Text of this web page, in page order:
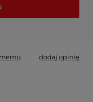
dodaj opinię